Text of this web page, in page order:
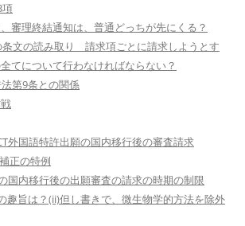
項
審理終結通知は、普通どっちが先にくる？
条文の読み取り 請求項ごとに請求しようとす
てについて行わなければならない？
第9条との関係
外国語特許出願の国内移行後の審査請求
正の特例
国内移行後の出願審査の請求の時期の制限
趣旨は？(ii)但し書きで、微生物学的方法を除外